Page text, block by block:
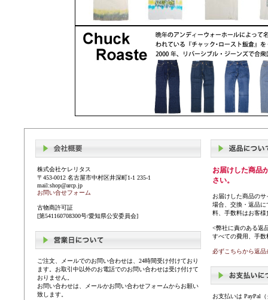
株式会社ケレリタス
〒453-0012 名古屋市中村区井深町1-1 235-1
mail:shop@arcp.jp
お問い合せフォーム
古物商許可証
[第541160708300号/愛知県公安委員会]
ご注文、メールでのお問い合わせは、24時間受け付けており
ます。お取引中以外のお電話でのお問い合わせは受け付けて
おりません。
お問い合わせは、メールかお問い合わせフォームからお願い
致します。
お届けした商品
さい。
お届けした商品の
場合、交換・返品
料、手数料はお客
<弊社に責のある返
すべての費用、手
必ずこちらから返
お支払いは PayPal